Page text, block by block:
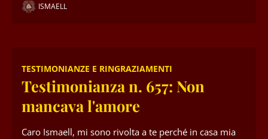
ISMAELL
TESTIMONIANZE E RINGRAZIAMENTI
Testimonianza n. 657: Non
mancava l'amore
Caro Ismaell, mi sono rivolta a te perché in casa mia